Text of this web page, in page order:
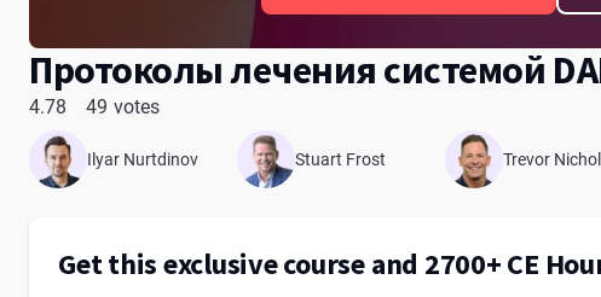
Протоколы лечения системой
4.78 49 votes
Ilyar Nurtdinov Stuart Frost Trevor
Get this exclusive course and 2700+ CE